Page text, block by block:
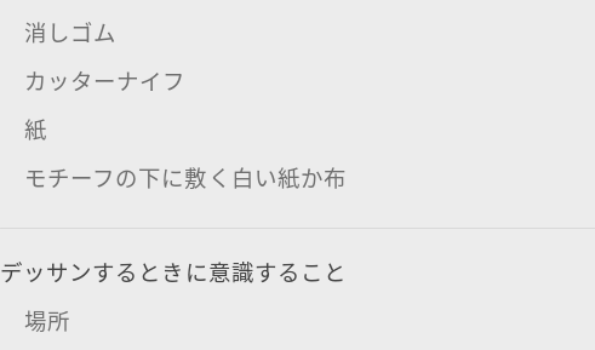
消しゴム
カッターナイフ
紙
モチーフの下に敷く白い紙か布
デッサンするときに意識すること
場所